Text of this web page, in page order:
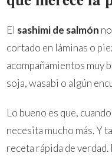
El sashimi de salmón
cortado en láminas o
acompañamientos muy
soja, wasabi o algún
Lo bueno es que,
necesita mucho más. Y
receta rápida de